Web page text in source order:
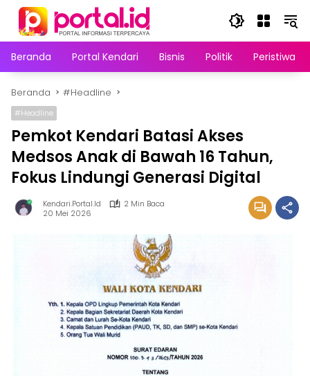
Langsung
konten
Beranda
Portal Kendari Bisnis Politik Peristiwa
Beranda #Headline
#Headline
Pemkot Kendari Batasi Akses
Medsos Anak di Bawah 16 Tahun,
Fokus Lindungi Generasi Digital
Kendari.portal.id
2 Min Baca
20 Mei 2026